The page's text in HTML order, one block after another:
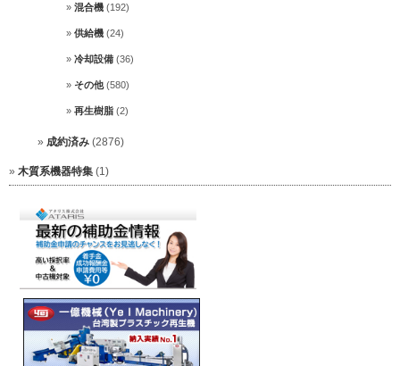
混合機 (192)
供給機 (24)
冷却設備 (36)
その他(580)
再生樹脂 (2)
成約済み (2876)
木質系機器特集 (1)